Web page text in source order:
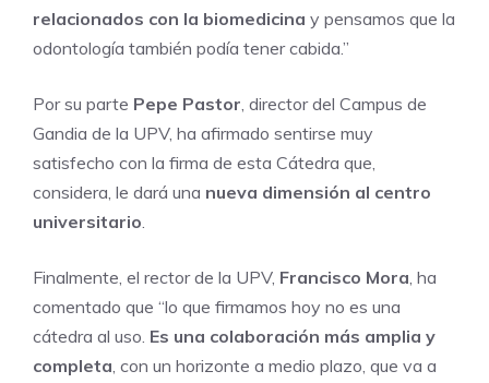
relacionados con la biomedicina y pensamos que la
odontología también podía tener cabida.”
Por su parte Pepe Pastor, director del Campus de
Gandia de la UPV, ha afirmado sentirse muy
satisfecho con la firma de esta Cátedra que,
considera, le dará una nueva dimensión al centro
universitario.
Finalmente, el rector de la UPV, Francisco Mora, ha
comentado que “lo que firmamos hoy no es una
cátedra al uso. Es una colaboración más amplia y
completa, con un horizonte a medio plazo, que va a